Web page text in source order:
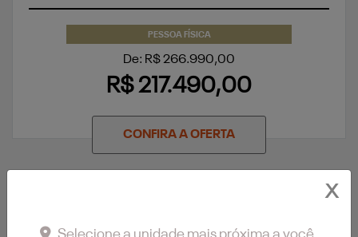
PESSOA FÍSICA
De: R$ 266.990,00
R$ 217.490,00
CONFIRA A OFERTA
X